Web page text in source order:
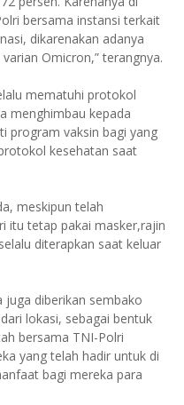
bersama instansi terkait
dikarenakan adanya
Omicron,” terangnya.
mematuhi protokol
menghimbau kepada
program vaksin bagi yang
kesehatan saat
meskipun telah
itu tetap pakai masker,rajin
diterapkan saat keluar
juga diberikan sembako
lokasi, sebagai bentuk
bersama TNI-Polri
yang telah hadir untuk di
bagi mereka para